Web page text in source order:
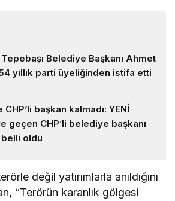
Tepebaşı Belediye Başkanı Ahmet
yıllık parti üyeliğinden istifa etti
CHP’li başkan kalmadı: YENİ
geçen CHP’li belediye başkanı
belli oldu
değil yatırımlarla anıldığını
“Terörün karanlık gölgesi